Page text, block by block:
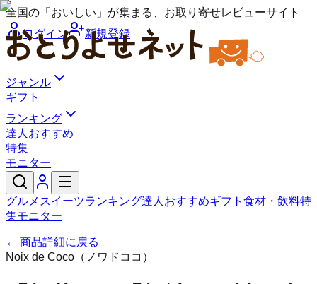
全国の「おいしい」が集まる、お取り寄せレビューサイト
ログイン
新規登録
ジャンル
ギフト
ランキング
達人おすすめ
特集
モニター
グルメ スイーツランキング達人おすすめギフト 食材・飲料特
集モニター
← 商品詳細に戻る
Noix de Coco（ノワドココ）